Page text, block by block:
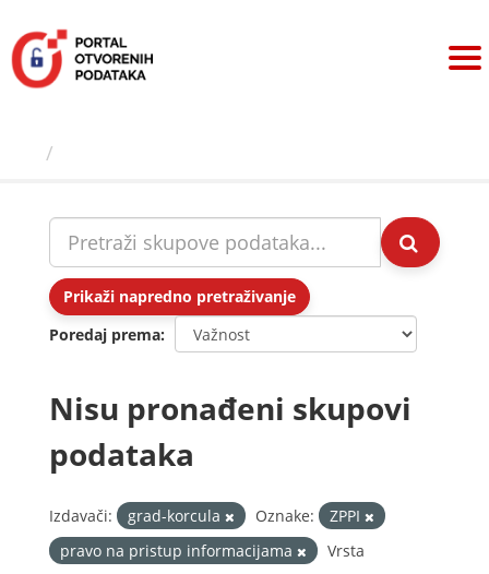
sadržaj
Prikaži napredno pretraživanje
Poredaj prema
Nisu pronađeni skupovi
podataka
Izdavači: grad-korcula Oznake:
ZPPI
pravo na pristup informacijama
Vrsta